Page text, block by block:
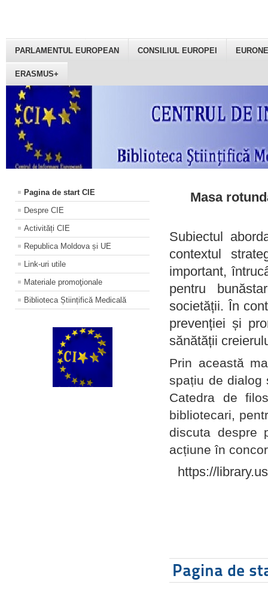
PARLAMENTUL EUROPEAN CONSILIUL EUROPEI
ERASMUS+
Pagina de start CIE
Despre CIE
Activități CIE
Republica Moldova și UE
Link-uri utile
Materiale promoţionale
Biblioteca Științifică Medicală
Masa
Subiectul
contextul
important,
pentru
societății. În
prevenției și
sănătății
Prin această
spațiu de dialog
Catedra de
bibliotecari,
discuta despre
acțiune în
https://
Pagina de